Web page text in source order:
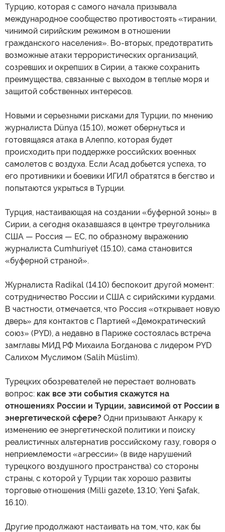
Турцию, которая с самого начала призывала
международное сообщество противостоять «тирании,
чинимой сирийским режимом в отношении
гражданского населения». Во-вторых, предотвратить
возможные атаки террористических организаций,
созревших и окрепших в Сирии, а также сохранить
преимущества, связанные с выходом в теплые моря и
защитой собственных интересов.
Новыми и серьезными рисками для Турции, по мнению
журналиста Dünya (15.10), может обернуться и
готовящаяся атака в Алеппо, которая будет
происходить при поддержке российских военных
самолетов с воздуха. Если Асад добьется успеха, то
его противники и боевики ИГИЛ обратятся в бегство и
попытаются укрыться в Турции.
Турция, настаивающая на создании «буферной зоны» в
Сирии, а сегодня оказавшаяся в центре треугольника
США — Россия — ЕС, по образному выражению
журналиста Cumhuriyet (15.10), сама становится
«буферной страной».
Журналиста Radikal (14.10) беспокоит другой момент:
сотрудничество России и США с сирийскими курдами.
В частности, отмечается, что Россия «открывает новую
дверь» для контактов с Партией «Демократический
союз» (PYD), а недавно в Париже состоялась встреча
замглавы МИД РФ Михаила Богданова с лидером PYD
Салихом Муслимом (Salih Müslim).
Турецких обозревателей не перестает волновать
вопрос: как все эти события скажутся на
отношениях России и Турции, зависимой от России в
энергетической сфере? Одни призывают Анкару к
изменению ее энергетической политики и поиску
реалистичных альтернатив российскому газу, говоря о
неприемлемости «агрессии» (в виде нарушений
турецкого воздушного пространства) со стороны
страны, с которой у Турции так хорошо развиты
торговые отношения (Milli gazete, 13.10; Yeni Şafak,
16.10).
Другие продолжают настаивать на том, что, как бы